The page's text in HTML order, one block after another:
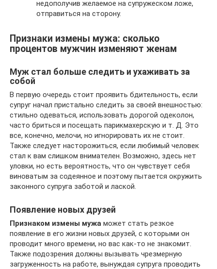
недополучив желаемое на супружеском ложе,
отправиться на сторону.
Признаки измены мужа: сколько
процентов мужчин изменяют женам
Муж стал больше следить и ухаживать за
собой
В первую очередь стоит проявить бдительность, если
супруг начал пристально следить за своей внешностью:
стильно одеваться, использовать дорогой одеколон,
часто бриться и посещать парикмахерскую и т. Д. Это
все, конечно, мелочи, но игнорировать их не стоит.
Также следует насторожиться, если любимый человек
стал к вам слишком внимателен. Возможно, здесь нет
уловки, но есть вероятность, что он чувствует себя
виноватым за содеянное и поэтому пытается окружить
законного супруга заботой и лаской.
Появление новых друзей
Признаком измены мужа может стать резкое
появление в его жизни новых друзей, с которыми он
проводит много времени, но вас как-то не знакомит.
Также подозрения должны вызывать чрезмерную
загруженность на работе, вынуждая супруга проводить